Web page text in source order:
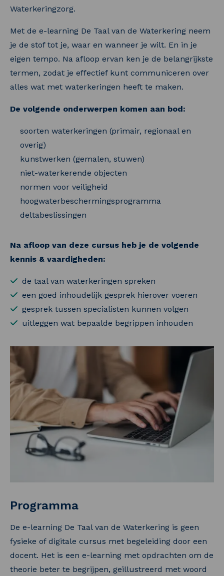
Waterkeringzorg.
Met de e-learning De Taal van de Waterkering neem
je de stof tot je, waar en wanneer je wilt. En in je
eigen tempo. Na afloop ervan ken je de belangrijkste
termen, zodat je effectief kunt communiceren over
alles wat met waterkeringen heeft te maken.
De volgende onderwerpen komen aan bod:
soorten waterkeringen (primair, regionaal en
overig)
kunstwerken (gemalen, stuwen)
niet-waterkerende objecten
normen voor veiligheid
hoogwaterbeschermingsprogramma
deltabeslissingen
Na afloop van deze cursus heb je de volgende
kennis & vaardigheden:
de taal van waterkeringen spreken
een goed inhoudelijk gesprek hierover voeren
gesprek tussen specialisten kunnen volgen
uitleggen wat bepaalde begrippen inhouden
Programma
De e-learning De Taal van de Waterkering is geen
fysieke of digitale cursus met begeleiding door een
docent. Het is een e-learning met opdrachten om de
theorie beter te begrijpen, geïllustreerd met woord